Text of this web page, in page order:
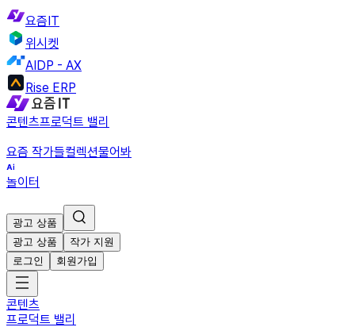
요즘IT
위시켓
AIDP - AX
Rise ERP
콘텐츠프로덕트 밸리
요즘 작가들컬렉션물어봐
놀이터
광고 상품
광고 상품
작가 지원
로그인
회원가입
콘텐츠
프로덕트 밸리